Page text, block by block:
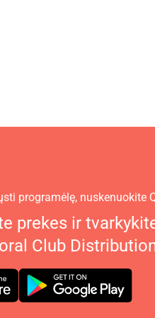
programėlę, nuskenuokite
prekes ir
Club